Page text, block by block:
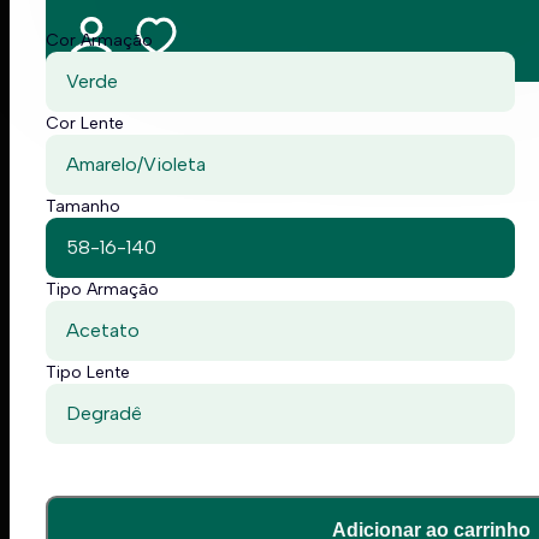
Cor Armação
Verde
Cor Lente
Amarelo/Violeta
Tamanho
58-16-140
Tipo Armação
Acetato
Tipo Lente
Degradê
Adicionar ao carrinho